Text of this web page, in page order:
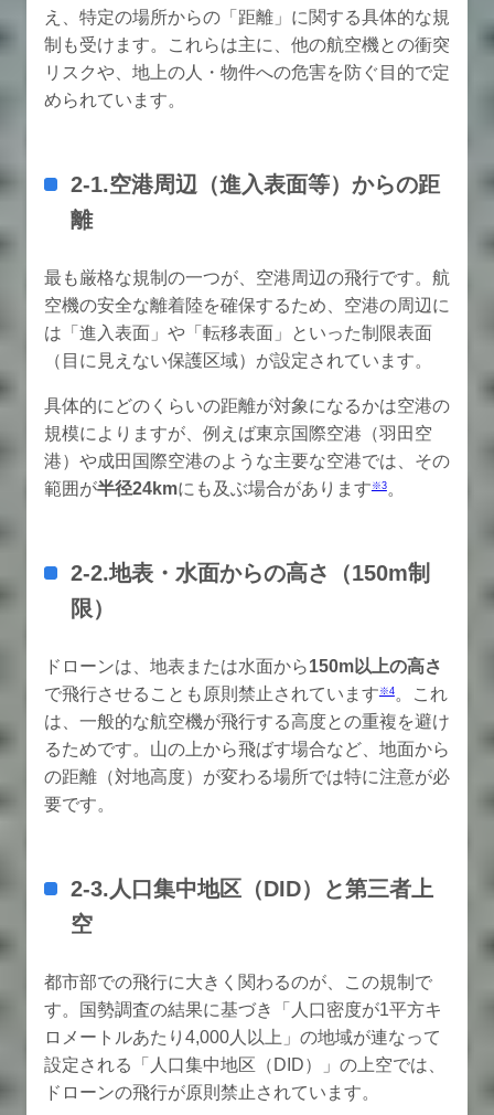
え、特定の場所からの「距離」に関する具体的な規
制も受けます。これらは主に、他の航空機との衝突
リスクや、地上の人・物件への危害を防ぐ目的で定
められています。
2-1.空港周辺（進入表面等）からの距
離
最も厳格な規制の一つが、空港周辺の飛行です。航
空機の安全な離着陸を確保するため、空港の周辺に
は「進入表面」や「転移表面」といった制限表面
（目に見えない保護区域）が設定されています。
具体的にどのくらいの距離が対象になるかは空港の
規模によりますが、例えば東京国際空港（羽田空
港）や成田国際空港のような主要な空港では、その
範囲が半径24kmにも及ぶ場合があります※3。
2-2.地表・水面からの高さ（150m制
限）
ドローンは、地表または水面から150m以上の高さ
で飛行させることも原則禁止されています※4。これ
は、一般的な航空機が飛行する高度との重複を避け
るためです。山の上から飛ばす場合など、地面から
の距離（対地高度）が変わる場所では特に注意が必
要です。
2-3.人口集中地区（DID）と第三者上
空
都市部での飛行に大きく関わるのが、この規制で
す。国勢調査の結果に基づき「人口密度が1平方キ
ロメートルあたり4,000人以上」の地域が連なって
設定される「人口集中地区（DID）」の上空では、
ドローンの飛行が原則禁止されています。